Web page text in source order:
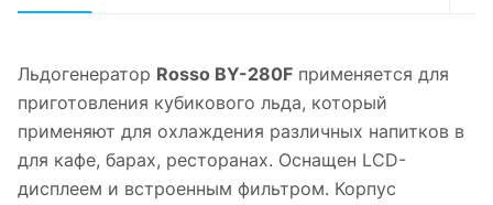
Льдогенератор Rosso BY-280F применяется для
приготовления кубикового льда, который
применяют для охлаждения различных напитков в
для кафе, барах, ресторанах. Оснащен LCD-
дисплеем и встроенным фильтром. Корпус